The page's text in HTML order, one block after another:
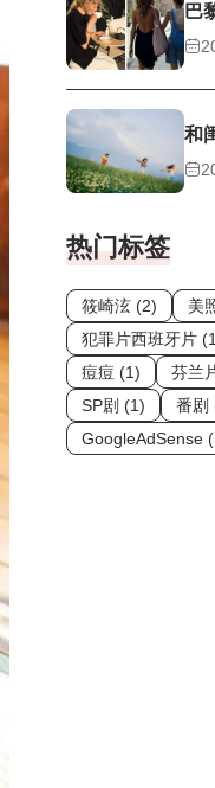
巴
和
热门标签
筱崎泫 (2) 美
犯罪片西班牙片
痘痘 (1)
芬兰
SP剧 (1)
番剧
GoogleAdSense